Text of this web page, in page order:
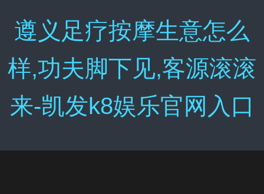
遵义足疗按摩生意怎么
样,功夫脚下见,客源滚滚
来-凯发k8娱乐官网入口